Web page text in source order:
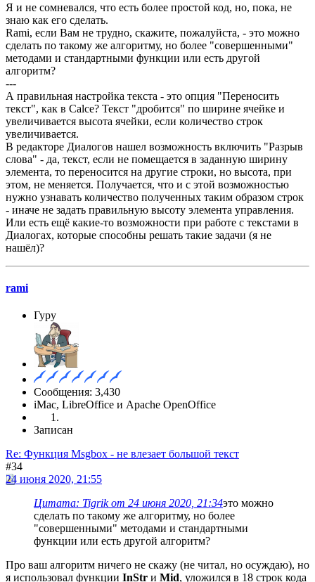
Я и не сомневался, что есть более простой код, но, пока, не
знаю как его сделать.
Rami, если Вам не трудно, скажите, пожалуйста, - это можно
сделать по такому же алгоритму, но более "совершенными"
методами и стандартными функции или есть другой
алгоритм?
---
А правильная настройка текста - это опция "Переносить
текст", как в Calcе? Текст "дробится" по ширине ячейке и
увеличивается высота ячейки, если количество строк
увеличивается.
В редакторе Диалогов нашел возможность включить "Разрыв
слова" - да, текст, если не помещается в заданную ширину
элемента, то переносится на другие строки, но высота, при
этом, не меняется. Получается, что и с этой возможностью
нужно узнавать количество полученных таким образом строк
- иначе не задать правильную высоту элемента управления.
Или есть ещё какие-то возможности при работе с текстами в
Диалогах, которые способны решать такие задачи (я не
нашёл)?
rami
Гуру
Сообщения: 3,430
iMac, LibreOffice и Apache OpenOffice
Записан
Re: Функция Msgbox - не влезает большой текст
#34
24 июня 2020, 21:55
Цитата: Tigrik от 24 июня 2020, 21:34это можно
сделать по такому же алгоритму, но более
"совершенными" методами и стандартными
функции или есть другой алгоритм?
Про ваш алгоритм ничего не скажу (не читал, но осуждаю), но
я использовал функции InStr и Mid, уложился в 18 строк кода